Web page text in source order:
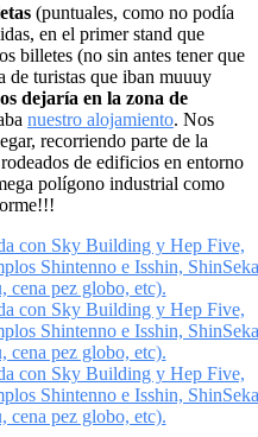
(puntuales, como no podía
en el primer stand que
billetes (no sin antes tener que
de turistas que iban muuuy
dejaría en la zona de
nuestro alojamiento. Nos
recorriendo parte de la
de edificios en entorno
polígono industrial como